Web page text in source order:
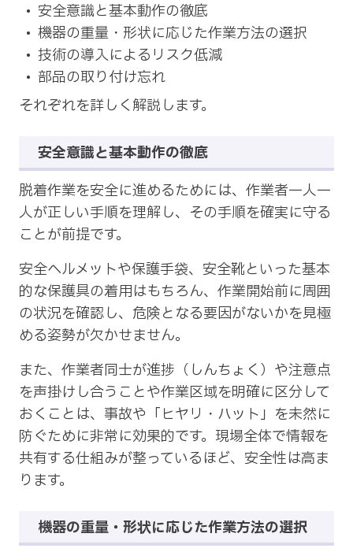
安全意識と基本動作の徹底
機器の重量・形状に応じた作業方法の選択
技術の導入によるリスク低減
部品の取り付け忘れ
それぞれを詳しく解説します。
安全意識と基本動作の徹底
脱着作業を安全に進めるためには、作業者一人一
人が正しい手順を理解し、その手順を確実に守る
ことが前提です。
安全ヘルメットや保護手袋、安全靴といった基本
的な保護具の着用はもちろん、作業開始前に周囲
の状況を確認し、危険となる要因がないかを見極
める姿勢が欠かせません。
また、作業者同士が進捗（しんちょく）や注意点
を声掛けし合うことや作業区域を明確に区分して
おくことは、事故や「ヒヤリ・ハット」を未然に
防ぐために非常に効果的です。現場全体で情報を
共有する仕組みが整っているほど、安全性は高ま
ります。
機器の重量・形状に応じた作業方法の選択